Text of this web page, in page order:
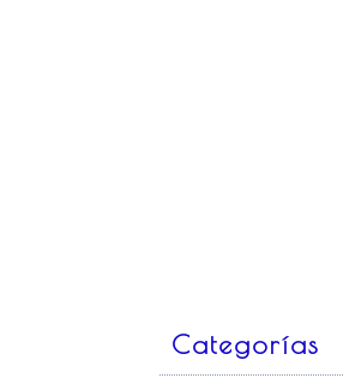
Categorías